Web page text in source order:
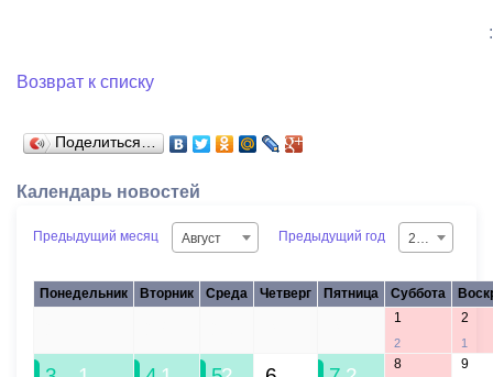
:
Возврат к списку
Поделиться…
Календарь новостей
Предыдущий месяц Август Предыдущий год 2026
Понедельник Вторник Среда Четверг Пятница Суббота
1
2
2
1
8 9